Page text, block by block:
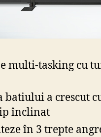
multi-tasking cu
batiului a crescut
înclinat
în 3 trepte